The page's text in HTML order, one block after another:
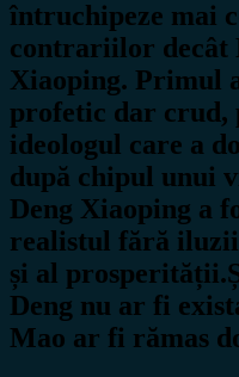
întruchipeze mai
contrariilor decât
Xiaoping. Primul
profetic dar crud,
ideologul care a
după chipul unui
Deng Xiaoping a
realistul fără
și al
Deng nu ar fi
Mao ar fi rămas